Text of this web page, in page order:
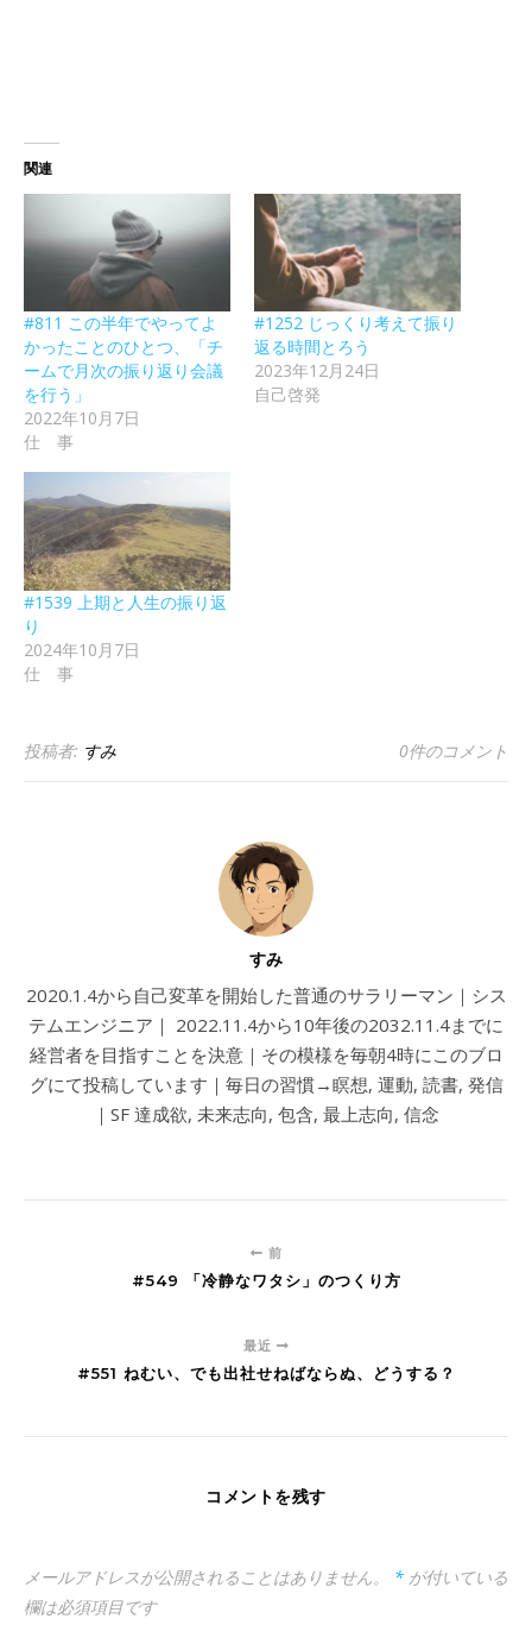
関連
#811 この半年でやってよ
かったことのひとつ、「チ
ームで月次の振り返り会議
を行う」
2022年10月7日
仕 事
#1252 じっくり考えて振り
返る時間とろう
2023年12月24日
自己啓発
#1539 上期と人生の振り返
り
2024年10月7日
仕 事
投稿者: すみ 0件のコメント
すみ
2020.1.4から自己変革を開始した普通のサラリーマン｜シス
テムエンジニア｜ 2022.11.4から10年後の2032.11.4までに
経営者を目指すことを決意｜その模様を毎朝4時にこのブロ
グにて投稿しています｜毎日の習慣→瞑想, 運動, 読書, 発信
｜SF 達成欲, 未来志向, 包含, 最上志向, 信念
前
#549 「冷静なワタシ」のつくり方
最近
#551 ねむい、でも出社せねばならぬ、どうする？
コメントを残す
メールアドレスが公開されることはありません。 * が付いている
欄は必須項目です